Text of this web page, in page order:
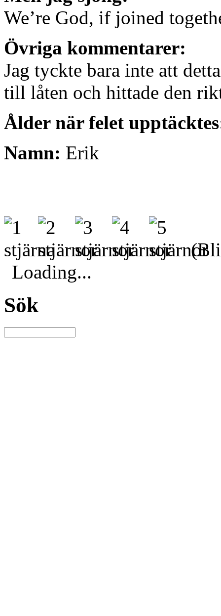
We’re God, if joined
Övriga kommentarer:
Jag tyckte bara inte att
till låten och hittade den
Ålder när felet
Namn: Erik
(Bli
Loading...
Sök